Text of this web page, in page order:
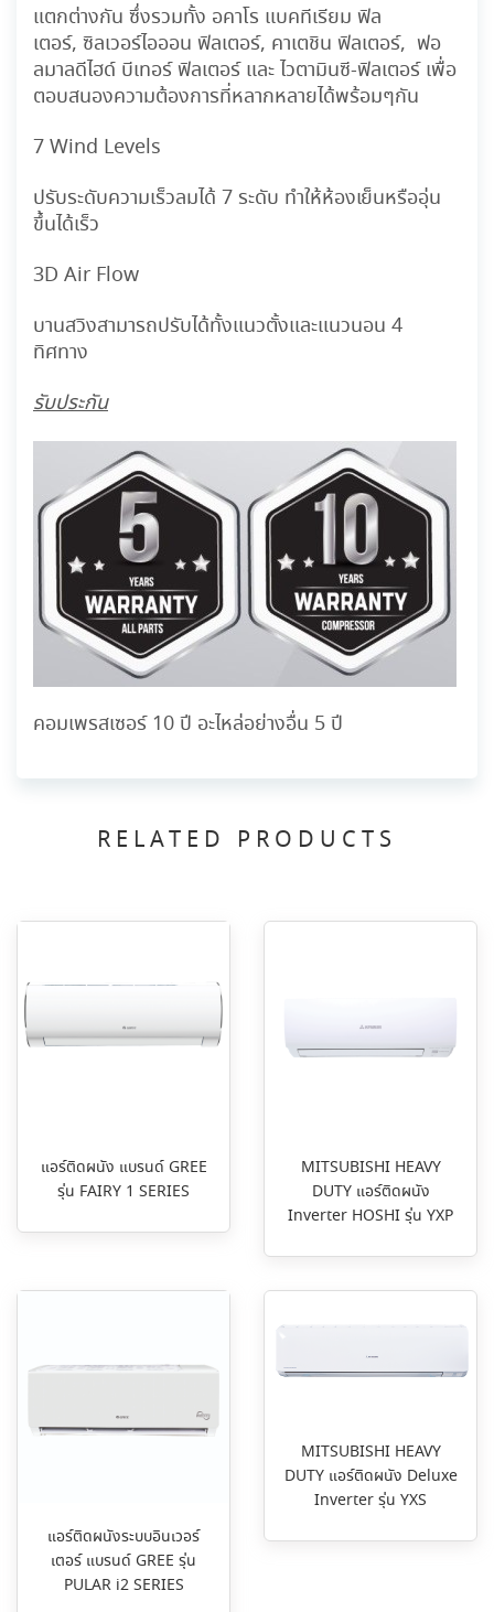
แตกต่างกัน ซึ่งรวมทั้ง อคาโร แบคทีเรียม ฟิล
เตอร์, ซิลเวอร์ไอออน ฟิลเตอร์, คาเตชิน ฟิลเตอร์, ฟอ
ลมาลดีไฮด์ บีเทอร์ ฟิลเตอร์ และ ไวตามินซี-ฟิลเตอร์ เพื่อ
ตอบสนองความต้องการที่หลากหลายได้พร้อมๆกัน
7 Wind Levels
ปรับระดับความเร็วลมได้ 7 ระดับ ทำให้ห้องเย็นหรืออุ่น
ขึ้นได้เร็ว
3D Air Flow
บานสวิงสามารถปรับได้ทั้งแนวตั้งและแนวนอน 4
ทิศทาง
รับประกัน
คอมเพรสเซอร์ 10 ปี อะไหล่อย่างอื่น 5 ปี
RELATED PRODUCTS
แอร์ติดผนัง แบรนด์ GREE
รุ่น FAIRY 1 SERIES
MITSUBISHI HEAVY
DUTY แอร์ติดผนัง
Inverter HOSHI รุ่น YXP
แอร์ติดผนังระบบอินเวอร์
เตอร์ แบรนด์ GREE รุ่น
PULAR i2 SERIES
MITSUBISHI HEAVY
DUTY แอร์ติดผนัง Deluxe
Inverter รุ่น YXS